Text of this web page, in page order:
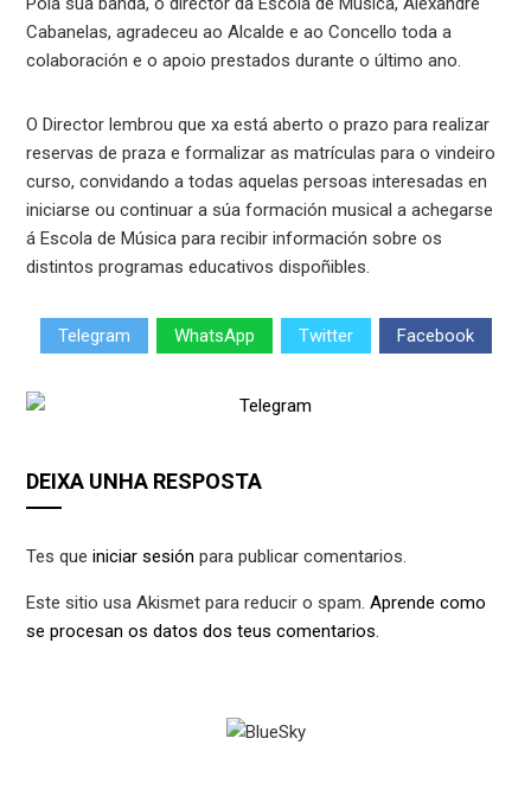
Cabanelas, agradeceu ao Alcalde e ao Concello toda a
colaboración e o apoio prestados durante o último ano.
O Director lembrou que xa está aberto o prazo para realizar
reservas de praza e formalizar as matrículas para o vindeiro
curso, convidando a todas aquelas persoas interesadas en
iniciarse ou continuar a súa formación musical a achegarse
á Escola de Música para recibir información sobre os
distintos programas educativos dispoñibles.
Telegram WhatsApp Twitter Facebook
DEIXA UNHA RESPOSTA
Tes queiniciar sesión para publicar comentarios.
Este sitio usa Akismet para reducir o spam.Aprende como
se procesan os datos dos teus comentarios.